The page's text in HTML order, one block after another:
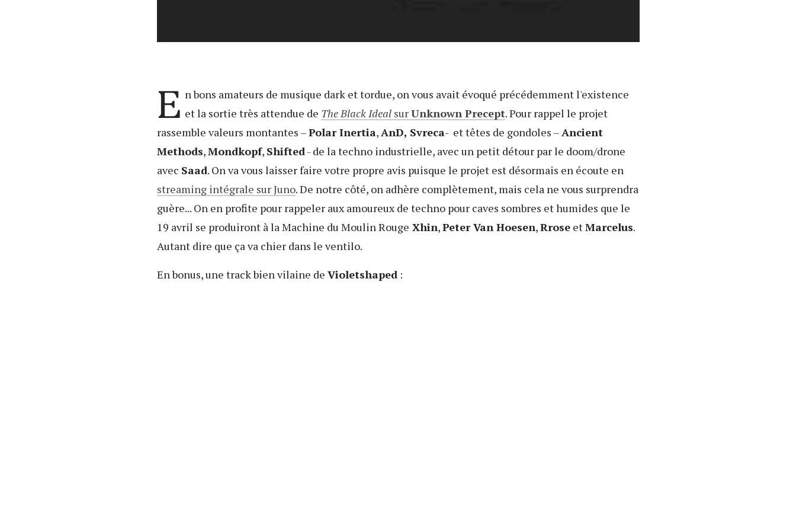
E n bons amateurs de musique dark et tordue, on vous avait évoqué précédemment l'existence
et la sortie très attendue de The Black IdealsurUnknown Precept. Pour rappel le projet
rassemble valeurs montantes –Polar Inertia,AnD, Svreca- et têtes de gondoles –Ancient
Methods,Mondkopf, Shifted- de la techno industrielle, avec un petit détour par le doom/drone
avec Saad. On va vous laisser faire votre propre avis puisque le projet est désormais en écoute en
streaming intégrale sur Juno. De notre côté, on adhère complètement, mais cela ne vous surprendra
guère... On en profite pour rappeler aux amoureux de techno pour caves sombres et humides que le
19 avril se produiront à la Machine du Moulin Rouge Xhin,Peter Van Hoesen,RroseetMarcelus.
Autant dire que ça va chier dans le ventilo.
En bonus, une track bien vilaine de Violetshaped: